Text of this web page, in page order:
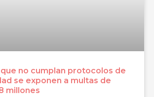
no cumplan protocolos de
se exponen a multas de
millones